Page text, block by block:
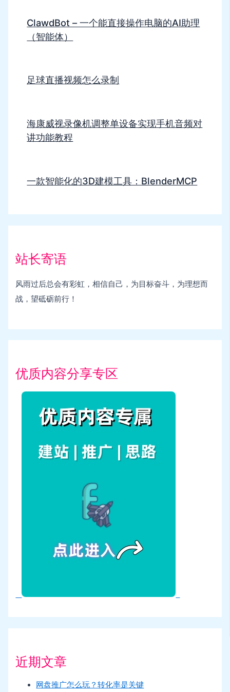
ClawdBot – 一个能直接操作电脑的AI助理
（智能体）
足球直播视频怎么录制
海康威视录像机调整单设备实现手机音频对
讲功能教程
一款智能化的3D建模工具：BlenderMCP
站长寄语
风雨过后总会有彩虹，相信自己，为目标奋斗，为理想而
战，望砥砺前行！
优质内容分享专区
近期文章
网盘推广怎么玩？转化率是关键